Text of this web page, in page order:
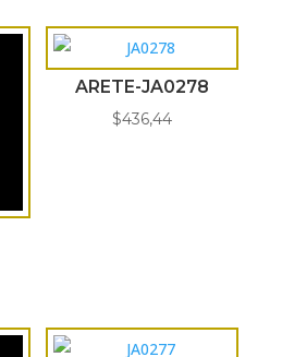
ARETE-JA0278
$436,44